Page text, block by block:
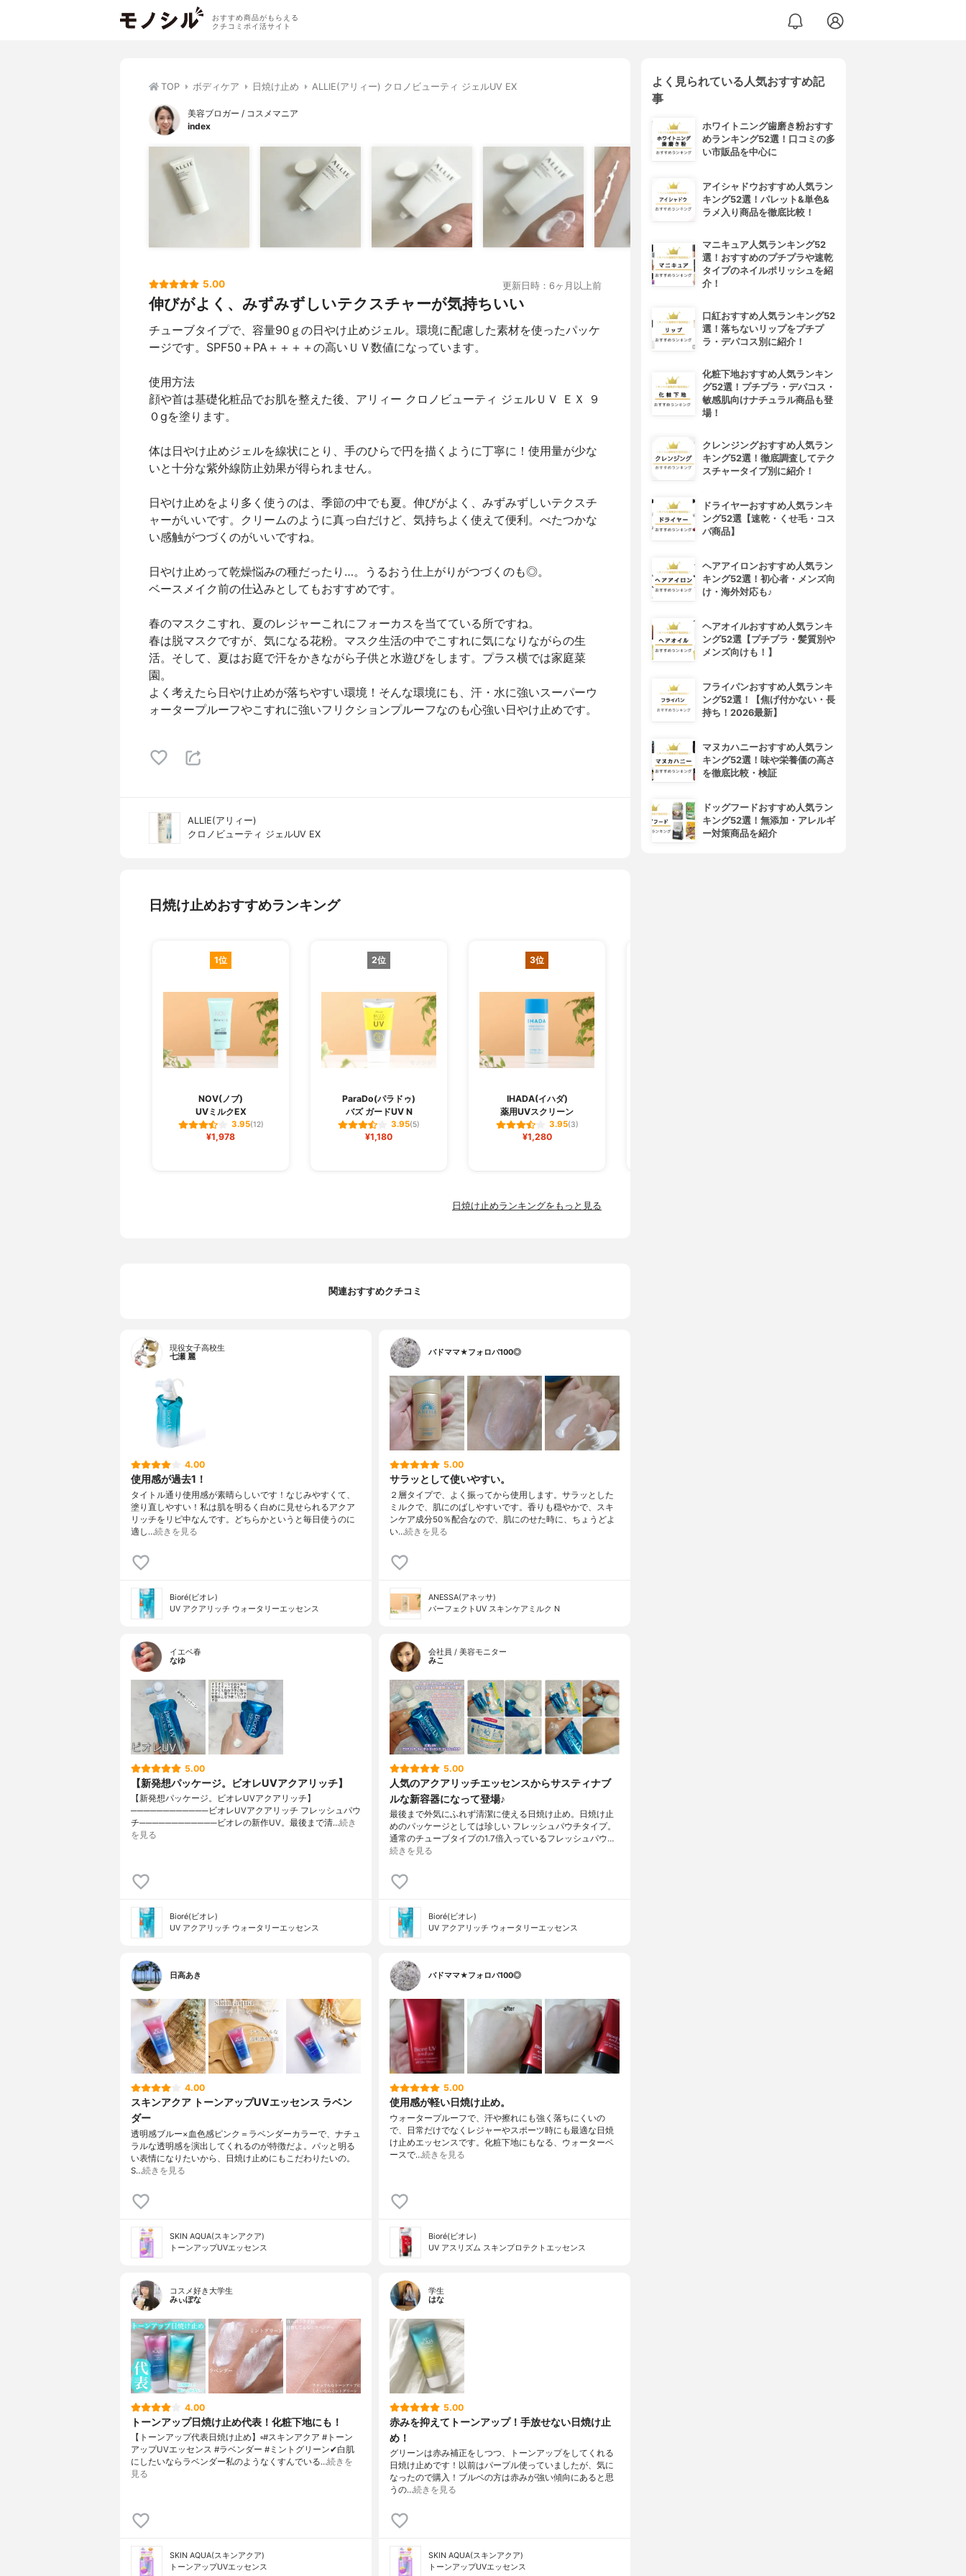
おすすめ商品がもらえる
クチコミポイ活サイト
TOP ボディケア 日焼け止め ALLIE(アリィー) クロノビューティ ジェルUV EX
美容ブロガー / コスメマニア
index
5.00 更新日時：6ヶ月以上前
伸びがよく、みずみずしいテクスチャーが気持ちいい
チューブタイプで、容量90ｇの日やけ止めジェル。環境に配慮した素材を使ったパッケ
ージです。SPF50＋PA＋＋＋＋の高いＵＶ数値になっています。
使用方法
顔や首は基礎化粧品でお肌を整えた後、アリィー クロノビューティ ジェルＵＶ ＥＸ ９
０gを塗ります。
体は日やけ止めジェルを線状にとり、手のひらで円を描くように丁寧に！使用量が少な
いと十分な紫外線防止効果が得られません。
日やけ止めをより多く使うのは、季節の中でも夏。伸びがよく、みずみずしいテクスチ
ャーがいいです。クリームのように真っ白だけど、気持ちよく使えて便利。べたつかな
い感触がつづくのがいいですね。
日やけ止めって乾燥悩みの種だったり…。うるおう仕上がりがつづくのも◎。
ベースメイク前の仕込みとしてもおすすめです。
春のマスクこすれ、夏のレジャーこれにフォーカスを当てている所ですね。
春は脱マスクですが、気になる花粉。マスク生活の中でこすれに気になりながらの生
活。そして、夏はお庭で汗をかきながら子供と水遊びをします。プラス横では家庭菜
園。
よく考えたら日やけ止めが落ちやすい環境！そんな環境にも、汗・水に強いスーパーウ
ォータープルーフやこすれに強いフリクションプルーフなのも心強い日やけ止めです。
ALLIE(アリィー)
クロノビューティ ジェルUV EX
日焼け止めおすすめランキング
1位
NOV(ノブ)
UVミルクEX
3.95(12)
¥1,978
2位
ParaDo(パラドゥ)
バズ ガードUV N
3.95(5)
¥1,180
3位
IHADA(イハダ)
薬用UVスクリーン
3.95(3)
¥1,280
日焼け止めランキングをもっと見る
関連おすすめクチコミ
現役女子高校生
七瀬 麗
4.00
使用感が過去1！
タイトル通り使用感が素晴らしいです！なじみやすくて、
塗り直しやすい！私は肌を明るく白めに見せられるアクア
リッチをリピ中なんです。どちらかというと毎日使うのに
適し…続きを見る
Bioré(ビオレ)
UV アクアリッチ ウォータリーエッセンス
バドママ★フォロバ100◎
5.00
サラッとして使いやすい。
２層タイプで、よく振ってから使用します。サラッとした
ミルクで、肌にのばしやすいです。香りも穏やかで、スキ
ンケア成分50％配合なので、肌にのせた時に、ちょうどよ
い…続きを見る
ANESSA(アネッサ)
パーフェクトUV スキンケアミルク N
イエベ春
なゆ
5.00
【新発想パッケージ。ビオレUVアクアリッチ】
【新発想パッケージ。ビオレUVアクアリッチ】
────────────ビオレUVアクアリッチ フレッシュパウ
チ────────────ビオレの新作UV。最後まで清…続き
を見る
Bioré(ビオレ)
UV アクアリッチ ウォータリーエッセンス
会社員 / 美容モニター
みこ
5.00
人気のアクアリッチエッセンスからサスティナブ
ルな新容器になって登場♪
最後まで外気にふれず清潔に使える日焼け止め。日焼け止
めのパッケージとしては珍しい フレッシュパウチタイプ。
通常のチューブタイプの1.7倍入っているフレッシュパウ…
続きを見る
Bioré(ビオレ)
UV アクアリッチ ウォータリーエッセンス
日高あき
4.00
スキンアクア トーンアップUVエッセンス ラベン
ダー
透明感ブルー×血色感ピンク＝ラベンダーカラーで、ナチュ
ラルな透明感を演出してくれるのが特徴だよ。パッと明る
い表情になりたいから、日焼け止めにもこだわりたいの。
S…続きを見る
SKIN AQUA(スキンアクア)
トーンアップUVエッセンス
バドママ★フォロバ100◎
5.00
使用感が軽い日焼け止め。
ウォータープルーフで、汗や擦れにも強く落ちにくいの
で、日常だけでなくレジャーやスポーツ時にも最適な日焼
け止めエッセンスです。化粧下地にもなる、ウォーターベ
ースで…続きを見る
Bioré(ビオレ)
UV アスリズム スキンプロテクトエッセンス
コスメ好き大学生
みぃぽな
4.00
トーンアップ日焼け止め代表！化粧下地にも！
【トーンアップ代表日焼け止め】▫️#スキンアクア #トーン
アップUVエッセンス #ラベンダー #ミントグリーン✔白肌
にしたいならラベンダー私のようなくすんでいる…続きを
見る
SKIN AQUA(スキンアクア)
トーンアップUVエッセンス
学生
はな
5.00
赤みを抑えてトーンアップ！手放せない日焼け止
め！
グリーンは赤み補正をしつつ、トーンアップをしてくれる
日焼け止めです！以前はパープル使っていましたが、気に
なったので購入！ブルベの方は赤みが強い傾向にあると思
うの…続きを見る
SKIN AQUA(スキンアクア)
トーンアップUVエッセンス
よく見られている人気おすすめ記
事
ホワイトニング歯磨き粉おすす
めランキング52選！口コミの多
い市販品を中心に
アイシャドウおすすめ人気ラン
キング52選！パレット&単色&
ラメ入り商品を徹底比較！
マニキュア人気ランキング52
選！おすすめのプチプラや速乾
タイプのネイルポリッシュを紹
介！
口紅おすすめ人気ランキング52
選！落ちないリップをプチプ
ラ・デパコス別に紹介！
化粧下地おすすめ人気ランキン
グ52選！プチプラ・デパコス・
敏感肌向けナチュラル商品も登
場！
クレンジングおすすめ人気ラン
キング52選！徹底調査してテク
スチャータイプ別に紹介！
ドライヤーおすすめ人気ランキ
ング52選【速乾・くせ毛・コス
パ商品】
ヘアアイロンおすすめ人気ラン
キング52選！初心者・メンズ向
け・海外対応も♪
ヘアオイルおすすめ人気ランキ
ング52選【プチプラ・髪質別や
メンズ向けも！】
フライパンおすすめ人気ランキ
ング52選！【焦げ付かない・長
持ち！2026最新】
マヌカハニーおすすめ人気ラン
キング52選！味や栄養価の高さ
を徹底比較・検証
ドッグフードおすすめ人気ラン
キング52選！無添加・アレルギ
ー対策商品を紹介